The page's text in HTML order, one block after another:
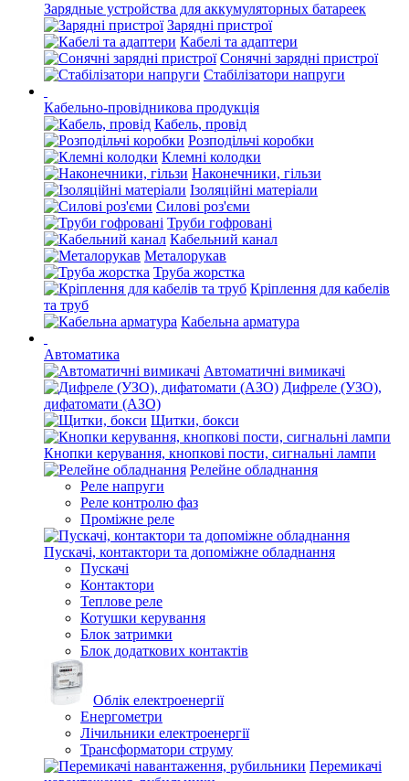
Зарядные устройства для аккумуляторных батареек
Зарядні пристрої
Кабелі та адаптери
Сонячні зарядні пристрої
Стабілізатори напруги
Кабельно-провідникова продукція
Кабель, провід
Розподільчі коробки
Клемні колодки
Наконечники, гільзи
Ізоляційні матеріали
Силові роз'єми
Труби гофровані
Кабельний канал
Металорукав
Труба жорстка
Кріплення для кабелів
та труб
Кабельна арматура
Автоматика
Автоматичні вимикачі
Дифреле (УЗО),
дифатомати (АЗО)
Щитки, бокси
Кнопки керування, кнопкові пости, сигнальні лампи
Релейне обладнання
Реле напруги
Реле контролю фаз
Проміжне реле
Пускачі, контактори та допоміжне обладнання
Пускачі
Контактори
Теплове реле
Котушки керування
Блок затримки
Блок додаткових контактів
Облік електроенергії
Енергометри
Лічильники електроенергії
Трансформатори струму
Перемикачі